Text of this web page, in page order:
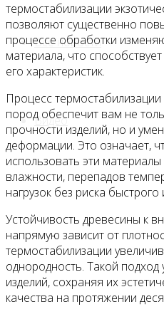
Все новости
Видео
термостабилизации
позволяют существенно
процессе обработки
материала, что
его характеристик.
Процесс термостабилизации
пород обеспечит вам не
прочности изделий, но и
деформации. Это означает,
использовать эти
влажности, перепадов
нагрузок без риска быстрого
Устойчивость древесины к
напрямую зависит от
термостабилизации
однородность. Такой подход
изделий, сохраняя их
качества на протяжении